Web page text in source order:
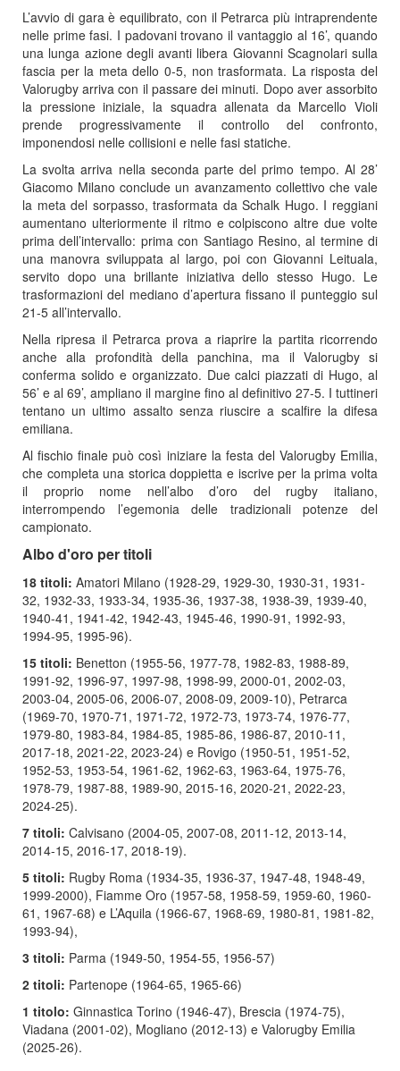
L’avvio di gara è equilibrato, con il Petrarca più intraprendente
nelle prime fasi. I padovani trovano il vantaggio al 16’, quando
una lunga azione degli avanti libera Giovanni Scagnolari sulla
fascia per la meta dello 0-5, non trasformata. La risposta del
Valorugby arriva con il passare dei minuti. Dopo aver assorbito
la pressione iniziale, la squadra allenata da Marcello Violi
prende progressivamente il controllo del confronto,
imponendosi nelle collisioni e nelle fasi statiche.
La svolta arriva nella seconda parte del primo tempo. Al 28’
Giacomo Milano conclude un avanzamento collettivo che vale
la meta del sorpasso, trasformata da Schalk Hugo. I reggiani
aumentano ulteriormente il ritmo e colpiscono altre due volte
prima dell’intervallo: prima con Santiago Resino, al termine di
una manovra sviluppata al largo, poi con Giovanni Leituala,
servito dopo una brillante iniziativa dello stesso Hugo. Le
trasformazioni del mediano d’apertura fissano il punteggio sul
21-5 all’intervallo.
Nella ripresa il Petrarca prova a riaprire la partita ricorrendo
anche alla profondità della panchina, ma il Valorugby si
conferma solido e organizzato. Due calci piazzati di Hugo, al
56’ e al 69’, ampliano il margine fino al definitivo 27-5. I tuttineri
tentano un ultimo assalto senza riuscire a scalfire la difesa
emiliana.
Al fischio finale può così iniziare la festa del Valorugby Emilia,
che completa una storica doppietta e iscrive per la prima volta
il proprio nome nell’albo d’oro del rugby italiano,
interrompendo l’egemonia delle tradizionali potenze del
campionato.
Albo d'oro per titoli
18 titoli: Amatori Milano (1928-29, 1929-30, 1930-31, 1931-
32, 1932-33, 1933-34, 1935-36, 1937-38, 1938-39, 1939-40,
1940-41, 1941-42, 1942-43, 1945-46, 1990-91, 1992-93,
1994-95, 1995-96).
15 titoli: Benetton (1955-56, 1977-78, 1982-83, 1988-89,
1991-92, 1996-97, 1997-98, 1998-99, 2000-01, 2002-03,
2003-04, 2005-06, 2006-07, 2008-09, 2009-10), Petrarca
(1969-70, 1970-71, 1971-72, 1972-73, 1973-74, 1976-77,
1979-80, 1983-84, 1984-85, 1985-86, 1986-87, 2010-11,
2017-18, 2021-22, 2023-24) e Rovigo (1950-51, 1951-52,
1952-53, 1953-54, 1961-62, 1962-63, 1963-64, 1975-76,
1978-79, 1987-88, 1989-90, 2015-16, 2020-21, 2022-23,
2024-25).
7 titoli: Calvisano (2004-05, 2007-08, 2011-12, 2013-14,
2014-15, 2016-17, 2018-19).
5 titoli: Rugby Roma (1934-35, 1936-37, 1947-48, 1948-49,
1999-2000), Fiamme Oro (1957-58, 1958-59, 1959-60, 1960-
61, 1967-68) e L’Aquila (1966-67, 1968-69, 1980-81, 1981-82,
1993-94),
3 titoli: Parma (1949-50, 1954-55, 1956-57)
2 titoli: Partenope (1964-65, 1965-66)
1 titolo: Ginnastica Torino (1946-47), Brescia (1974-75),
Viadana (2001-02), Mogliano (2012-13) e Valorugby Emilia
(2025-26).